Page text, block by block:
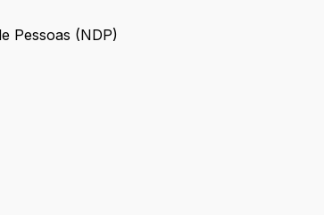
de Pessoas (NDP)
Pessoas (NDP)